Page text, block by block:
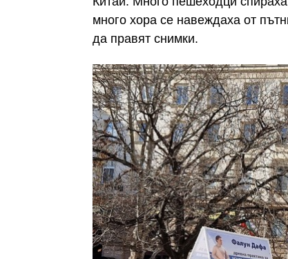
много хора се навеждаха от
да правят снимки.